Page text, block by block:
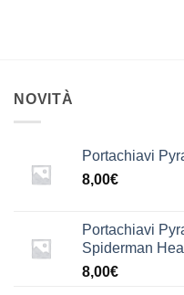
NOVITÀ
Portachiavi
8,00€
Portachiavi
Spiderman
8,00€